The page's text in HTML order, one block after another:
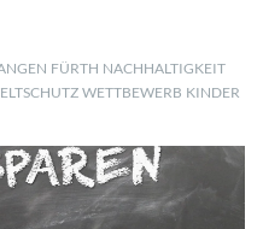
FÜRTH NACHHALTIGKEIT
WETTBEWERB KINDER